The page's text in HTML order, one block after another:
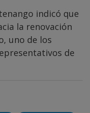
indicó que
la renovación
uno de los
de